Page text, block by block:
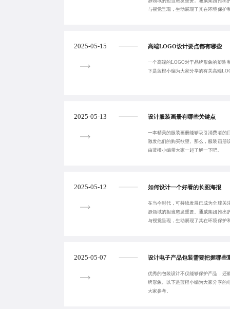
与视觉呈现，生动展现了其在环境保护
2025-05-15 高端LOGO设计要点都有哪些
一个高端的LOGO对于品牌形象的塑造
下是蓝橙小编为大家分享的有关高端
2025-05-13 设计服装画册有哪些关键点
一本精美的服装画册能够吸引消费者的
激发他们的购买欲望。那么，服装画册
由蓝橙小编带大家一起了解一下吧。
2025-05-12 如何设计一个好看的长图海报
在当今时代，可持续发展已成为全球关
源领域的担当愈发重要。通威集团推出
与视觉呈现，生动展现了其在环境保护
2025-05-07 设计电子产品包装需要把握哪些
优秀的包装设计不仅能够保护产品，还
牌形象。以下是蓝橙小编为大家分享的
大家参考。